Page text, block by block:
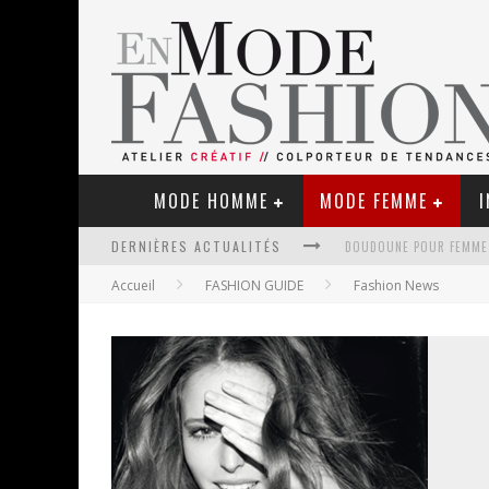
MODE HOMME MODE FEMME
DERNIÈRES ACTUALITÉS
LE RETOUR DU
Accueil FASHION GUIDE Fashion News